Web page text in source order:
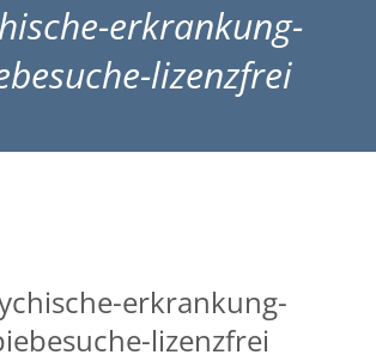
erkrankung-
lizenzfrei
erkrankung-
lizenzfrei